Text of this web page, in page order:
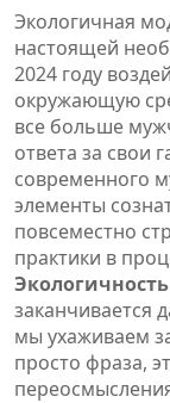
Экологичная
настоящей
2024 году
окружающую
все больше
ответа за свои
современного
элементы
повсеместно
практики в
Экологичность
заканчивается
мы ухаживаем
просто фраза,